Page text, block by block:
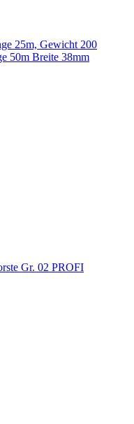
25m, Gewicht 200
50m Breite 38mm
Gr. 02 PROFI